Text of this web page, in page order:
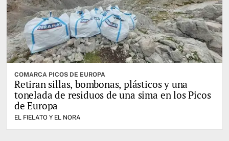
COMARCA PICOS DE EUROPA
Retiran sillas, bombonas, plásticos y una
tonelada de residuos de una sima en los Picos
de Europa
EL FIELATO Y EL NORA